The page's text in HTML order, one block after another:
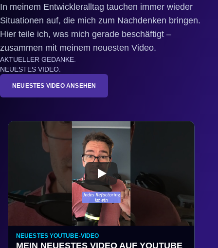
In meinem Entwickleralltag tauchen immer wieder
Situationen auf, die mich zum Nachdenken bringen.
Hier teile ich, was mich gerade beschäftigt –
zusammen mit meinem neuesten Video.
AKTUELLER GEDANKE.
NEUESTES VIDEO.
NEUESTES VIDEO ANSEHEN
NEUESTES YOUTUBE-VIDEO
MEIN NEUESTES VIDEO AUF YOUTUBE